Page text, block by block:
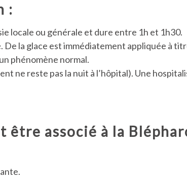
:
locale ou générale et dure entre 1h et 1h30.
la glace est immédiatement appliquée à
phénomène normal.
ne reste pas la nuit à l’hôpital). Une
associé à la